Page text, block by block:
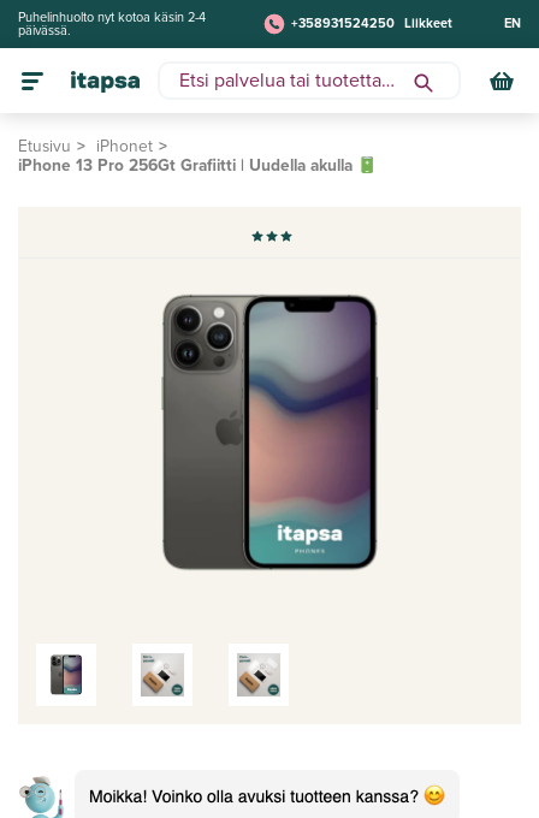
+358931524250 Liikkeet
Puhelinhuolto nyt kotoa käsin 2-4
päivässä.
EN
Etusivu
iPhonet
iPhone 13 Pro 256Gt Grafiitti | Uudella akulla